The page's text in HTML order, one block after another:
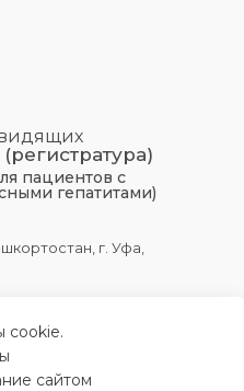
пациентов с
гепатитами)
г. Уфа,
cookie.
сайтом